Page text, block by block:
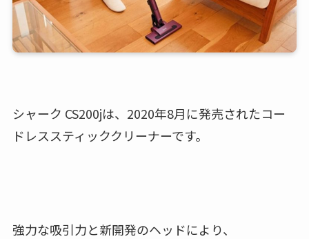
シャーク CS200jは、2020年8月に発売されたコー
ドレススティッククリーナーです。
強力な吸引力と新開発のヘッドにより、